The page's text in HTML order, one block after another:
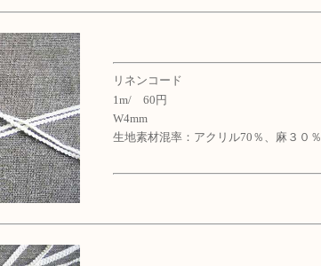
リネンコード
1m/ 60円
W4mm
生地素材混率：アクリル70％、麻３０％